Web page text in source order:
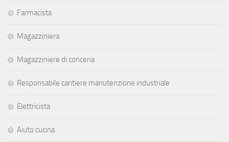
Farmacista
Magazziniera
Magazziniere di conceria
Responsabile cantiere manutenzione industriale
Elettricista
Aiuto cucina